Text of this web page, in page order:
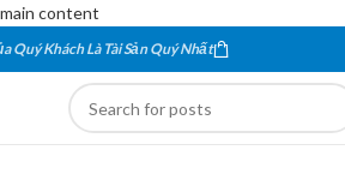
content
Quý Khách Là Tài Sản Quý Nhất